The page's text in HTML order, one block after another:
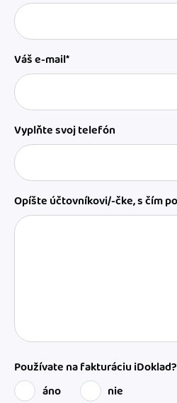
Váš e-mail*
Vyplňte svoj telefón
Opíšte účtovníkovi/-čke, s čím
Používate na fakturáciu
áno
nie